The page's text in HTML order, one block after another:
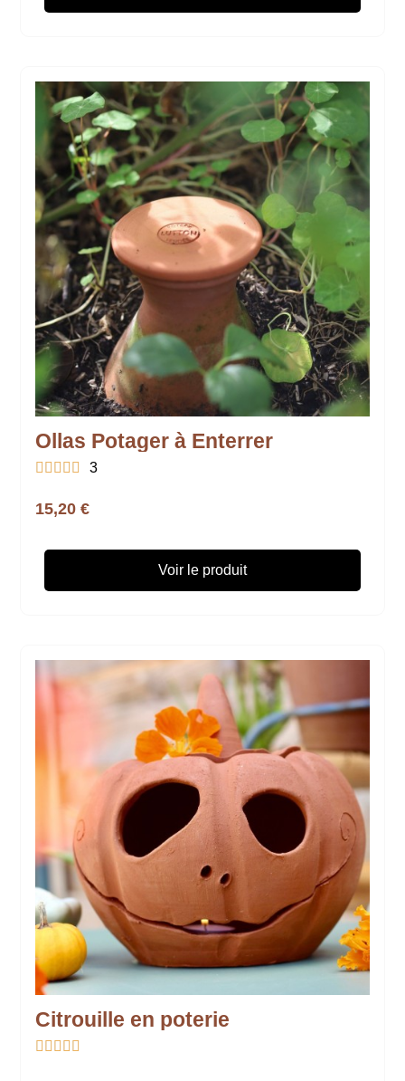
Ollas Potager à Enterrer
     3
15,20 €
Voir le produit
Citrouille en poterie
    